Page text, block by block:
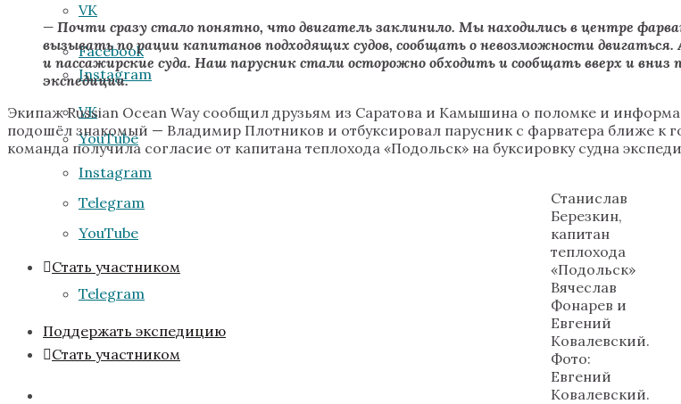
VK
Instagram
YouTube
Telegram
Стать участником
Поддержать экспедицию
Facebook
VK
Instagram
YouTube
Telegram
Стать участником
— Почти сразу стало понятно, что двигатель заклинило. Мы находились в центре
вызывать по рации капитанов подходящих судов, сообщать о невозможности двигаться.
и пассажирские суда. Наш парусник стали осторожно обходить и сообщать вверх и
экспедиции.
Экипаж Russian Ocean Way сообщил друзьям из Саратова и Камышина о поломке и
подошёл знакомый — Владимир Плотников и отбуксировал парусник с фарватера ближе к
команда получила согласие от капитана теплохода «Подольск» на буксировку судна
Станислав
Березкин,
капитан
теплохода
«Подольск»
Вячеслав
Фонарев и
Евгений
Ковалевский.
Фото:
Евгений
Ковалевский.